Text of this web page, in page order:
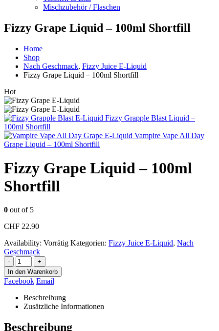
Mischzubehör / Flaschen
Fizzy Grape Liquid – 100ml Shortfill
Home
Shop
Nach Geschmack, Fizzy Juice E-Liquid
Fizzy Grape Liquid – 100ml Shortfill
Hot
Fizzy Grapple Blast Liquid –
100ml Shortfill
Vampire Vape All Day
Grape Liquid – 100ml Shortfill
Fizzy Grape Liquid – 100ml
Shortfill
0 out of 5
CHF 22.90
Availability: Vorrätig Kategorien: Fizzy Juice E-Liquid, Nach
Geschmack
-
+
In den Warenkorb
Facebook Email
Beschreibung
Zusätzliche Informationen
Beschreibung